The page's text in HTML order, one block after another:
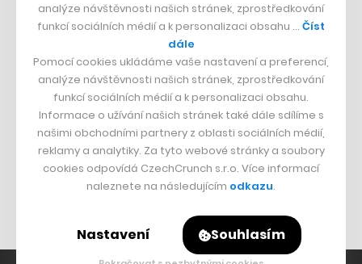
Boční projekt, co se zvrtnul
Francouzský šéfkuchař na Šumavě
Dva golfisti, co pečou
DESIGN
Bomma není tichá
Originální hodinky
Nábytek z betonu
analýze návštěvnosti našich stránek, zprostředkování
funkcí sociálních médií a k personalizaci obsahu … Číst
dále
Pomocí cookies ukládáme vaše nastavení a preferencí,
analýze návštěvnosti našich stránek, zprostředkování
funkcí sociálních médií a k personalizaci obsahu.
Informace o užívání našich stránek také dále sdílíme s
našimi obchodními partnery z oblasti sociálních médií,
reklamy a analytiky. Za tyto webové stránky a soubory
cookies odpovídá CzechCrunch s.r.o. Více informací
naleznete na následujícím odkazu.
Nastavení Souhlasím